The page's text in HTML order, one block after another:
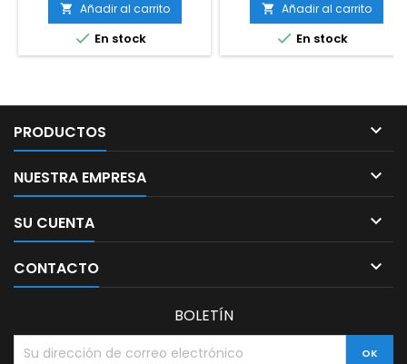
 Añadir al carrito
 En stock
 Añadir al carrito
 En stock
PRODUCTOS 
NUESTRA EMPRESA 
SU CUENTA 
CONTACTO 
BOLETÍN